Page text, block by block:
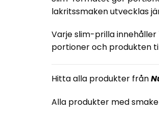
lakritssmaken utvecklas
Varje slim-prilla innehåller
portioner och produkten
Hitta alla produkter från
Alla produkter med